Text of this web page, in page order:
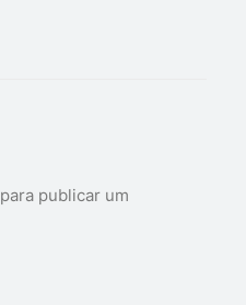
para publicar um